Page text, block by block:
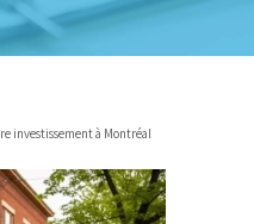
investissement à Montréal